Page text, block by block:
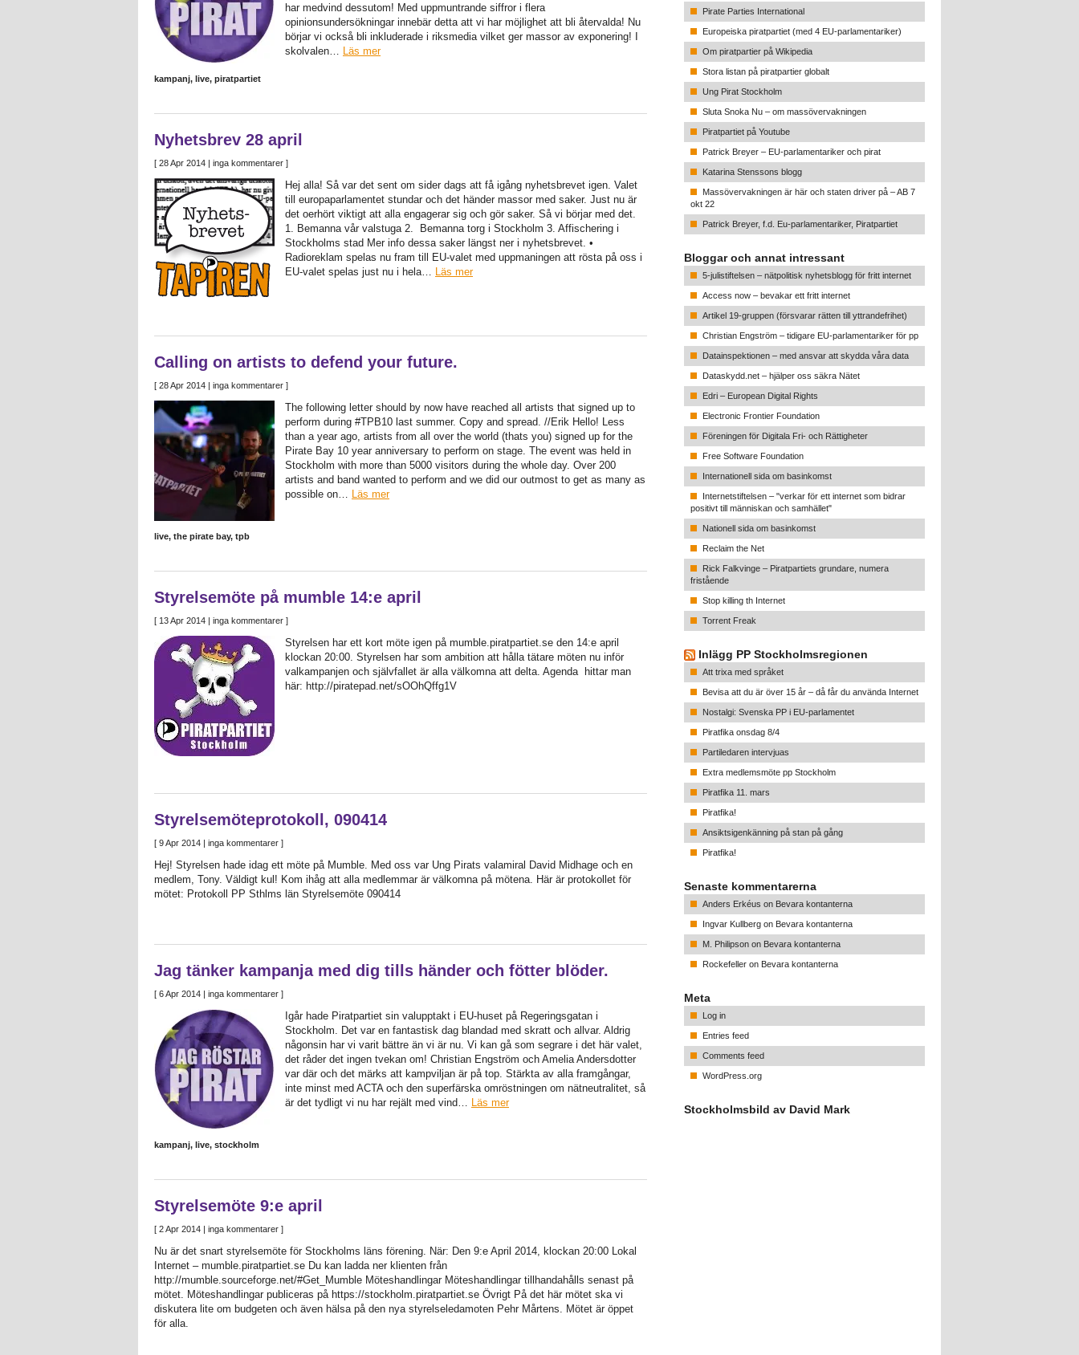
har medvind dessutom! Med uppmuntrande siffror i flera
opinionsundersökningar innebär detta att vi har möjlighet att bli återvalda! Nu
börjar vi också bli inkluderade i riksmedia vilket ger massor av exponering! I
skolvalen… Läs mer
kampanj, live, piratpartiet
Nyhetsbrev 28 april
[ 28 Apr 2014 | inga kommentarer ]
Hej alla! Så var det sent om sider dags att få igång nyhetsbrevet igen. Valet
till europaparlamentet stundar och det händer massor med saker. Just nu är
det oerhört viktigt att alla engagerar sig och gör saker. Så vi börjar med det.
1. Bemanna vår valstuga 2. Bemanna torg i Stockholm 3. Affischering i
Stockholms stad Mer info dessa saker längst ner i nyhetsbrevet. •
Radioreklam spelas nu fram till EU-valet med uppmaningen att rösta på oss i
EU-valet spelas just nu i hela… Läs mer
Calling on artists to defend your future.
[ 28 Apr 2014 | inga kommentarer ]
The following letter should by now have reached all artists that signed up to
perform during #TPB10 last summer. Copy and spread. //Erik Hello! Less
than a year ago, artists from all over the world (thats you) signed up for the
Pirate Bay 10 year anniversary to perform on stage. The event was held in
Stockholm with more than 5000 visitors during the whole day. Over 200
artists and band wanted to perform and we did our outmost to get as many as
possible on… Läs mer
live, the pirate bay, tpb
Styrelsemöte på mumble 14:e april
[ 13 Apr 2014 | inga kommentarer ]
Styrelsen har ett kort möte igen på mumble.piratpartiet.se den 14:e april
klockan 20:00. Styrelsen har som ambition att hålla tätare möten nu inför
valkampanjen och självfallet är alla välkomna att delta. Agenda hittar man
här: http://piratepad.net/sOOhQffg1V
Styrelsemöteprotokoll, 090414
[ 9 Apr 2014 | inga kommentarer ]
Hej! Styrelsen hade idag ett möte på Mumble. Med oss var Ung Pirats valamiral David Midhage och en
medlem, Tony. Väldigt kul! Kom ihåg att alla medlemmar är välkomna på mötena. Här är protokollet för
mötet: Protokoll PP Sthlms län Styrelsemöte 090414
Jag tänker kampanja med dig tills händer och fötter blöder.
[ 6 Apr 2014 | inga kommentarer ]
Igår hade Piratpartiet sin valupptakt i EU-huset på Regeringsgatan i
Stockholm. Det var en fantastisk dag blandad med skratt och allvar. Aldrig
någonsin har vi varit bättre än vi är nu. Vi kan gå som segrare i det här valet,
det råder det ingen tvekan om! Christian Engström och Amelia Andersdotter
var där och det märks att kampviljan är på top. Stärkta av alla framgångar,
inte minst med ACTA och den superfärska omröstningen om nätneutralitet, så
är det tydligt vi nu har rejält med vind… Läs mer
kampanj, live, stockholm
Styrelsemöte 9:e april
[ 2 Apr 2014 | inga kommentarer ]
Nu är det snart styrelsemöte för Stockholms läns förening. När: Den 9:e April 2014, klockan 20:00 Lokal
Internet – mumble.piratpartiet.se Du kan ladda ner klienten från
http://mumble.sourceforge.net/#Get_Mumble Möteshandlingar Möteshandlingar tillhandahålls senast på
mötet. Möteshandlingar publiceras på https://stockholm.piratpartiet.se Övrigt På det här mötet ska vi
diskutera lite om budgeten och även hälsa på den nya styrelseledamoten Pehr Mårtens. Mötet är öppet
för alla.
Pirate Parties International
Europeiska piratpartiet (med 4 EU-parlamentariker)
Om piratpartier på Wikipedia
Stora listan på piratpartier globalt
Ung Pirat Stockholm
Sluta Snoka Nu – om massövervakningen
Piratpartiet på Youtube
Patrick Breyer – EU-parlamentariker och pirat
Katarina Stenssons blogg
Massövervakningen är här och staten driver på – AB 7
okt 22
Patrick Breyer, f.d. Eu-parlamentariker, Piratpartiet
Bloggar och annat intressant
5-julistiftelsen – nätpolitisk nyhetsblogg för fritt internet
Access now – bevakar ett fritt internet
Artikel 19-gruppen (försvarar rätten till yttrandefrihet)
Christian Engström – tidigare EU-parlamentariker för pp
Datainspektionen – med ansvar att skydda våra data
Dataskydd.net – hjälper oss säkra Nätet
Edri – European Digital Rights
Electronic Frontier Foundation
Föreningen för Digitala Fri- och Rättigheter
Free Software Foundation
Internationell sida om basinkomst
Internetstiftelsen – "verkar för ett internet som bidrar
positivt till människan och samhället"
Nationell sida om basinkomst
Reclaim the Net
Rick Falkvinge – Piratpartiets grundare, numera
fristående
Stop killing th Internet
Torrent Freak
Inlägg PP Stockholmsregionen
Att trixa med språket
Bevisa att du är över 15 år – då får du använda Internet
Nostalgi: Svenska PP i EU-parlamentet
Piratfika onsdag 8/4
Partiledaren intervjuas
Extra medlemsmöte pp Stockholm
Piratfika 11. mars
Piratfika!
Ansiktsigenkänning på stan på gång
Piratfika!
Senaste kommentarerna
Anders Erkéus on Bevara kontanterna
Ingvar Kullberg on Bevara kontanterna
M. Philipson on Bevara kontanterna
Rockefeller on Bevara kontanterna
Meta
Log in
Entries feed
Comments feed
WordPress.org
Stockholmsbild av David Mark